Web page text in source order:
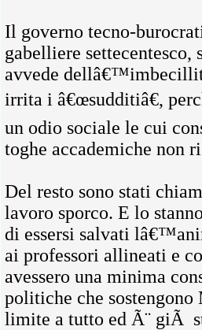
Il governo tecno-
gabelliere
avvede
irrita i â€œsudditiâ€,
un odio sociale le cui
toghe accademiche non
Del resto sono stati
lavoro sporco. E lo
di essersi salvati
ai professori allineati e
avessero una minima
politiche che
limite a tutto ed Ã¨ giÃ